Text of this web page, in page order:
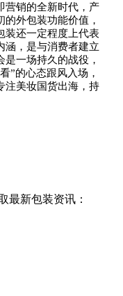
营销的全新时代，产
外包装功能价值，
装还一定程度上代表
涵，是与消费者建立
一场持久的战役，
”的心态跟风入场，
注美妆国货出海，持
最新包装资讯：